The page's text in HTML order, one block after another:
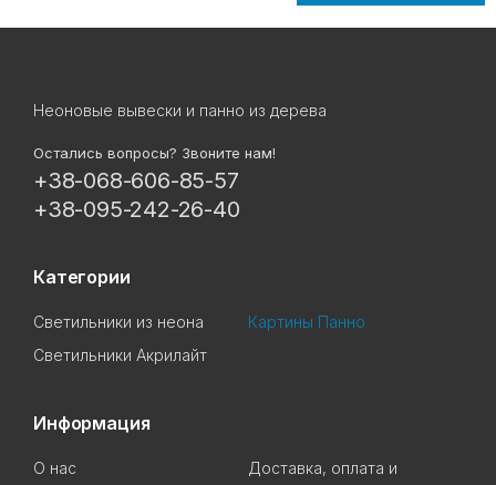
Неоновые вывески и панно из дерева
Остались вопросы? Звоните нам!
+38-068-606-85-57
+38-095-242-26-40
Категории
Светильники из неона
Картины Панно
Светильники Акрилайт
Информация
О нас Доставка, оплата и